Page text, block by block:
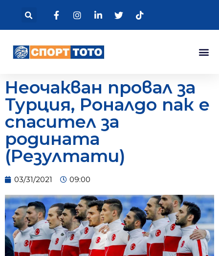
Неочакван провал за
Турция, Роналдо пак е
спасител за
родината
(Резултати)
03/31/2021 09:00